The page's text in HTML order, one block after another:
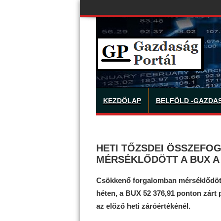
KEZDŐLAP BELFÖLD -
HETI TŐZSDEI
MÉRSÉKLŐDÖTT A BUX A
Csökkenő forgalomban
héten, a BUX 52 376,91 ponton zárt
az előző heti záróértékénél.